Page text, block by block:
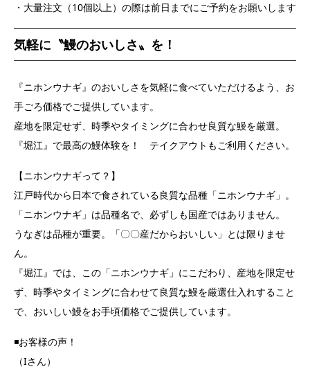
・大量注文（10個以上）の際は前日までにご予約をお願いします
気軽に〝鰻のおいしさ〟を！
『ニホンウナギ』のおいしさを気軽に食べていただけるよう、お
手ごろ価格でご提供しています。
産地を限定せず、時季やタイミングに合わせ良質な鰻を厳選。
『堀江』で最高の鰻体験を！ テイクアウトもご利用ください。
【ニホンウナギって？】
江戸時代から日本で食されている良質な品種「ニホンウナギ」。
「ニホンウナギ」は品種名で、必ずしも国産ではありません。
うなぎは品種が重要。「〇〇産だからおいしい」とは限りませ
ん。
『堀江』では、この「ニホンウナギ」にこだわり、産地を限定せ
ず、時季やタイミングに合わせて良質な鰻を厳選仕入れすること
で、おいしい鰻をお手頃価格でご提供しています。
◾️お客様の声！
（Iさん）